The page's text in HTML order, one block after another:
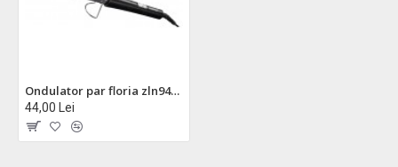
Ondulator par floria zln9464 cu clips ceramice - 25mm, 200°c, incalzire rapida ptc
44,00 Lei